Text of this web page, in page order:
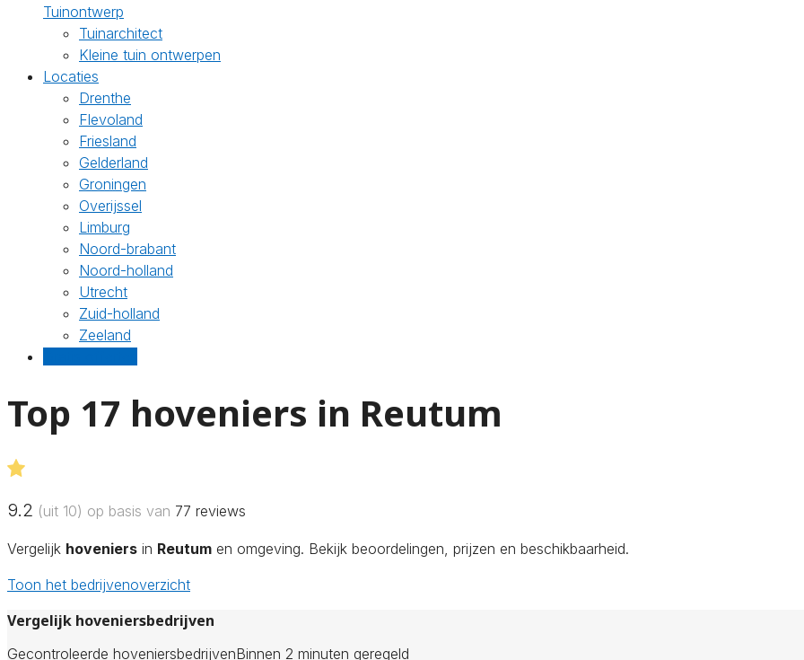
Tuinontwerp
Tuinarchitect
Kleine tuin ontwerpen
Locaties
Drenthe
Flevoland
Friesland
Gelderland
Groningen
Overijssel
Limburg
Noord-brabant
Noord-holland
Utrecht
Zuid-holland
Zeeland
Top 17 hoveniers in Reutum
9.2 (uit 10) op basis van 77 reviews
Vergelijk hoveniers in Reutum en omgeving. Bekijk beoordelingen, prijzen en beschikbaarheid.
Toon het bedrijvenoverzicht
Vergelijk hoveniersbedrijven
Gecontroleerde hoveniersbedrijvenBinnen 2 minuten geregeld